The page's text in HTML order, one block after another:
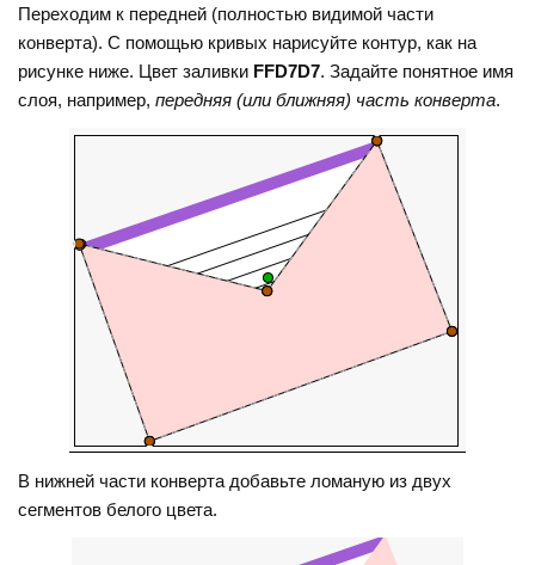
Переходим к передней (полностью видимой части
конверта). С помощью кривых нарисуйте контур, как на
рисунке ниже. Цвет заливки FFD7D7. Задайте понятное имя
слоя, например,передняя (или ближняя) часть конверта.
В нижней части конверта добавьте ломаную из двух
сегментов белого цвета.